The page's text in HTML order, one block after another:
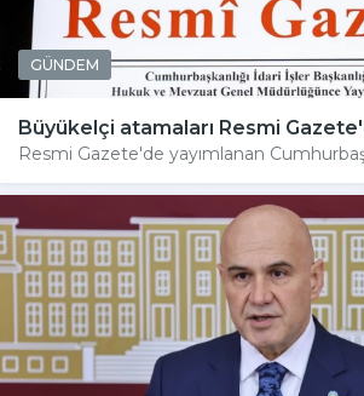
GÜNDEM
Büyükelçi atamaları Resmi
Resmi Gazete'de yayımlanan